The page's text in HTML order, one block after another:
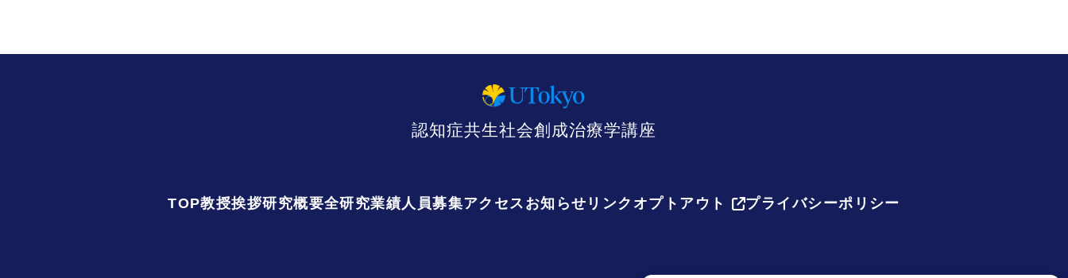
認知症共生社会創成治療学講座
TOP教授挨拶研究概要全研究業績人員募集アクセス お知らせ リンク オプトアウト プライバシーポリシー